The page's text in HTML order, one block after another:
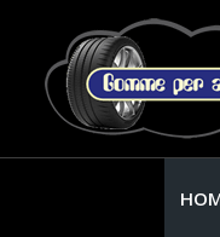
FDHOI
ANTI-